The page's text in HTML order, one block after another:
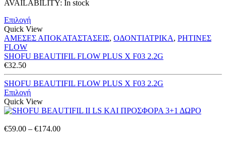
AVAILABILITY: In stock
Επιλογή
Quick View
ΑΜΕΣΕΣ ΑΠΟΚΑΤΑΣΤΑΣΕΙΣ, ΟΔΟΝΤΙΑΤΡΙΚΑ, ΡΗΤΙΝΕΣ
FLOW
SHOFU BEAUTIFIL FLOW PLUS X F03 2.2G
€32.50
SHOFU BEAUTIFIL FLOW PLUS X F03 2.2G
Επιλογή
Quick View
€59.00 – €174.00Price